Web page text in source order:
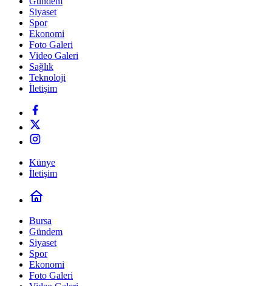
Siyaset
Spor
Ekonomi
Foto Galeri
Video Galeri
Sağlık
Teknoloji
İletişim
Künye
İletişim
Bursa
Gündem
Siyaset
Spor
Ekonomi
Foto Galeri